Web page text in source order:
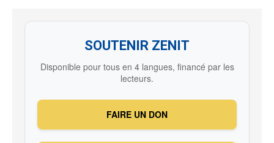
SOUTENIR ZENIT
Disponible pour tous en 4 langues, financé par les
lecteurs.
FAIRE UN DON